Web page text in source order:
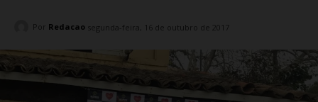
Por Redacao segunda-feira, 16 de outubro de 2017